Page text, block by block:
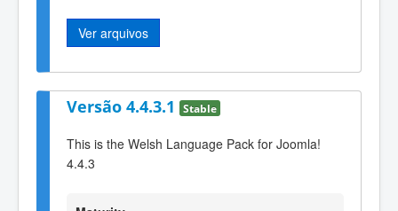
Ver arquivos
Versão 4.4.3.1 Stable
This is the Welsh Language Pack for Joomla!
4.4.3